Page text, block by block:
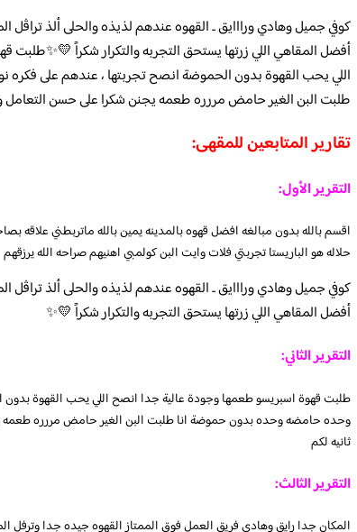
كوفي جميل وهادي ورااايق .. القهوه عندهم لذيذه والحلى ألذ
أفضل المقاهي اللي زرتها يستحق التجربه والتكرار شكراً
اللي يحب القهوة بدون الحموضة انصح تجربتها ، عندهم على
طلبت البن الغير حامض مررره طعمه يجنن شكرا على حسن التعامل
تقارير المتابعين للمقهى:
التقرير الأول:
اقسم بالله بدون مبالغه افضل قهوه بالمدينه يمين بالله ماتربطني
حلاله هو الباريستا تجربتي فلات وايت البن كولمبي اهنيهم صراحه الله يرزقهم
كوفي جميل وهادي ورااايق .. القهوه عندهم لذيذه والحلى ألذ
أفضل المقاهي اللي زرتها يستحق التجربه والتكرار شكراً 💛✨
التقرير الثاني:
طلبت قهوة اسبريسو طعمها وجودة عالية جدا انصح اللي يحب القهوة بدون
وحده حامضه وحده بدون حموضة انا طلبت البن الغير حامض مررره طعمه
ثانيه لكم
التقرير الثالث:
المكان جدا رايق وهادي فريق العمل فوق الممتاز القهوه جيده جدا وترفل